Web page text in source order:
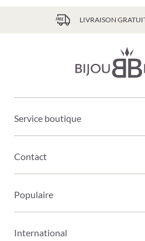
LIVRAISON
Service boutique
Contact
Populaire
International